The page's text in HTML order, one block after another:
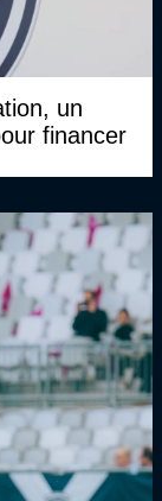
un
financer